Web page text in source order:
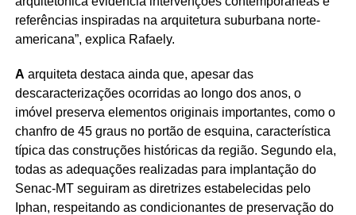
referências inspiradas na arquitetura suburbana norte-
americana”, explica Rafaely.
A arquiteta destaca ainda que, apesar das
descaracterizações ocorridas ao longo dos anos, o
imóvel preserva elementos originais importantes, como o
chanfro de 45 graus no portão de esquina, característica
típica das construções históricas da região. Segundo ela,
todas as adequações realizadas para implantação do
Senac-MT seguiram as diretrizes estabelecidas pelo
Iphan, respeitando as condicionantes de preservação do